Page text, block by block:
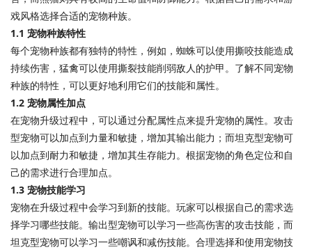
戏风格选择合适的宠物种族。
1.1 宠物种族特性
每个宠物种族都有独特的特性，例如，蜘蛛可以使用撕咬技能造成
持续伤害，猛禽可以使用撕裂技能削弱敌人的护甲。了解不同宠物
种族的特性，可以更好地利用它们的技能和属性。
1.2 宠物属性加点
在宠物升级过程中，可以通过分配属性点来提升宠物的属性。攻击
型宠物可以加点到力量和敏捷，增加其输出能力；而坦克型宠物可
以加点到耐力和敏捷，增加其生存能力。根据宠物的角色定位和自
己的需求进行合理加点。
1.3 宠物技能学习
宠物在升级过程中会学习到新的技能。玩家可以根据自己的需求选
择学习哪些技能。输出型宠物可以学习一些高伤害的攻击技能，而
坦克型宠物可以学习一些嘲讽和减伤技能。合理选择和使用宠物技